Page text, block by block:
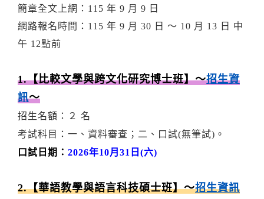
簡章全文上網：115 年 9 月 9 日
網路報名時間：115 年 9 月 30 日 ～ 10 月 13 日 中
午 12點前
1.【比較文學與跨文化研究博士班】～招生資
訊～
招生名額：２ 名
考試科目：一、資料審查；二、口試(無筆試)。
口試日期： 2026年10月31日(六)
2.【華語教學與語言科技碩士班】～招生資訊